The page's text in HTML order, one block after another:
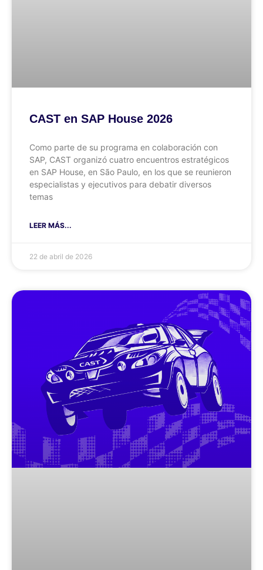
CAST en SAP House 2026
Como parte de su programa en colaboración con
SAP, CAST organizó cuatro encuentros estratégicos
en SAP House, en São Paulo, en los que se reunieron
especialistas y ejecutivos para debatir diversos
temas
LEER MÁS...
22 de abril de 2026